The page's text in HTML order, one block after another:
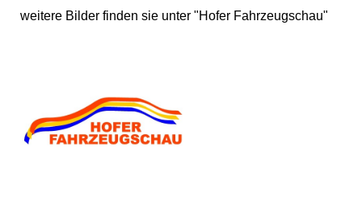
weitere Bilder finden sie unter "Hofer Fahrzeugschau"